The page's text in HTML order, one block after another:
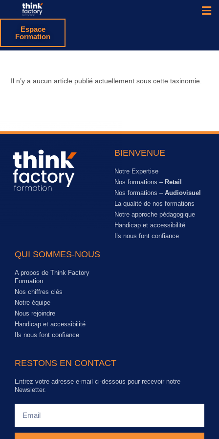
Espace
Formation
Il n’y a aucun article publié actuellement sous cette taxinomie.
BIENVENUE
Notre Expertise
Nos formations – Retail
Nos formations – Audiovisuel
La qualité de nos formations
Notre approche pédagogique
Handicap et accessibilité
Ils nous font confiance
QUI SOMMES-NOUS
A propos de Think Factory
Formation
Nos chiffres clés
Notre équipe
Nous rejoindre
Handicap et accessibilité
Ils nous font confiance
RESTONS EN CONTACT
Entrez votre adresse e-mail ci-dessous pour recevoir notre
Newsletter.